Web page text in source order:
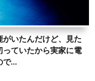
いたんだけど、見た
っていたから実家に電
で…